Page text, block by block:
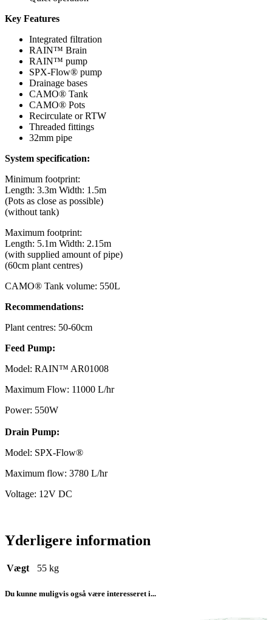
Key Features
Integrated filtration
RAIN™ Brain
RAIN™ pump
SPX-Flow® pump
Drainage bases
CAMO® Tank
CAMO® Pots
Recirculate or RTW
Threaded fittings
32mm pipe
System specification:
Minimum footprint:
Length: 3.3m Width: 1.5m
(Pots as close as possible)
(without tank)
Maximum footprint:
Length: 5.1m Width: 2.15m
(with supplied amount of pipe)
(60cm plant centres)
CAMO® Tank volume: 550L
Recommendations:
Plant centres: 50-60cm
Feed Pump:
Model: RAIN™ AR01008
Maximum Flow: 11000 L/hr
Power: 550W
Drain Pump:
Model: SPX-Flow®
Maximum flow: 3780 L/hr
Voltage: 12V DC
Yderligere information
Vægt 55 kg
Du kunne muligvis også være interesseret i...